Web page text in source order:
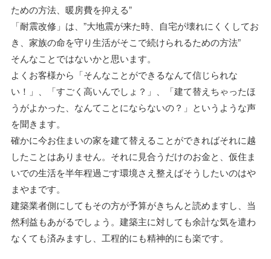
ための方法、暖房費を抑える”
「耐震改修」は、”大地震が来た時、自宅が壊れにくくしてお
き、家族の命を守り生活がそこで続けられるための方法”
そんなことではないかと思います。
よくお客様から「そんなことができるなんて信じられな
い！」、「すごく高いんでしょ？」、「建て替えちゃったほ
うがよかった、なんてことにならないの？」というような声
を聞きます。
確かに今お住まいの家を建て替えることができればそれに越
したことはありません。それに見合うだけのお金と、仮住ま
いでの生活を半年程過ごす環境さえ整えばそうしたいのはや
まやまです。
建築業者側にしてもその方が予算がきちんと読めますし、当
然利益もあがるでしょう。建築主に対しても余計な気を遣わ
なくても済みますし、工程的にも精神的にも楽です。